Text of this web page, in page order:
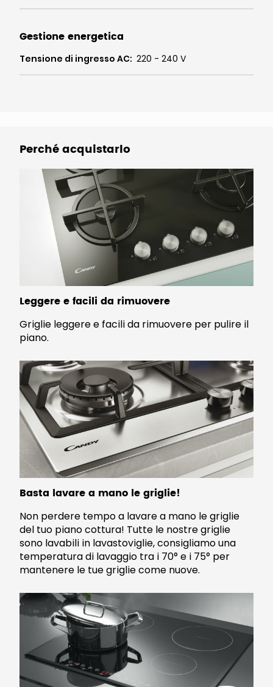
Gestione energetica
Tensione di ingresso AC: 220 - 240 V
Perché acquistarlo
Leggere e facili da rimuovere
Griglie leggere e facili da rimuovere per pulire il
piano.
Basta lavare a mano le griglie!
Non perdere tempo a lavare a mano le griglie
del tuo piano cottura! Tutte le nostre griglie
sono lavabili in lavastoviglie, consigliamo una
temperatura di lavaggio tra i 70° e i 75° per
mantenere le tue griglie come nuove.